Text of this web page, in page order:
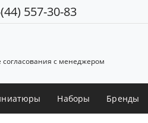
557-30-83
согласования с менеджером
Наборы Бренды